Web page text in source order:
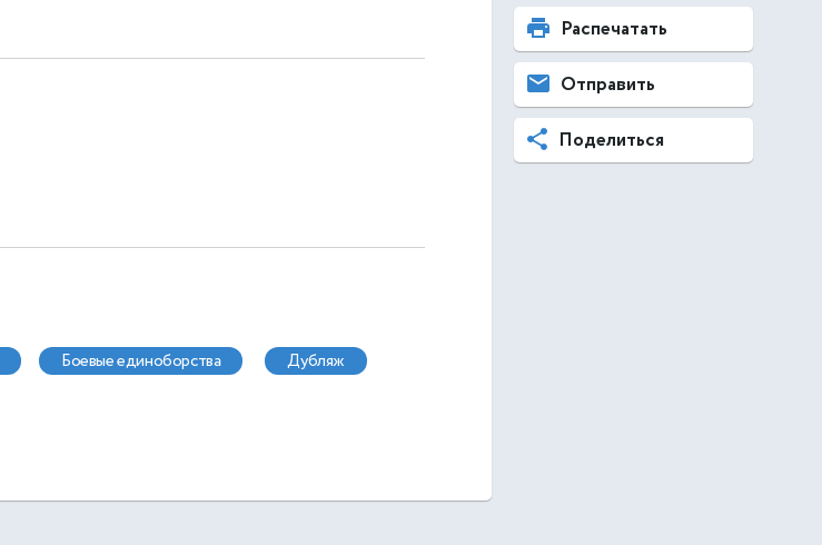
боевые единоборства
дубляж
Распечатать
Отправить
Поделиться